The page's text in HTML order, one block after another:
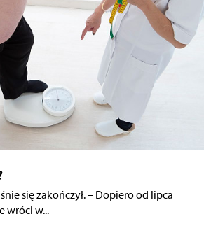
się zakończył. – Dopiero od lipca
wróci w...